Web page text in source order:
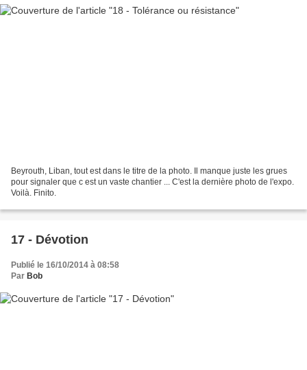
Beyrouth, Liban, tout est dans le titre de la photo. Il manque juste les grues
pour signaler que c est un vaste chantier ... C'est la dernière photo de l'expo.
Voilà. Finito.
17 - Dévotion
Publié le 16/10/2014 à 08:58
Par Bob